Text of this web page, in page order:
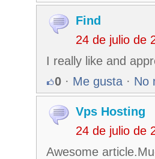
Find
24 de julio de
I really like and
0 · Me gusta · No
Vps Hosting
24 de julio de
Awesome